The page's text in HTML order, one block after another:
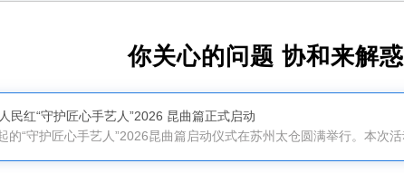
你关心的问题 协和来解惑
民红“守护匠心手艺人”2026 昆曲篇正式启动